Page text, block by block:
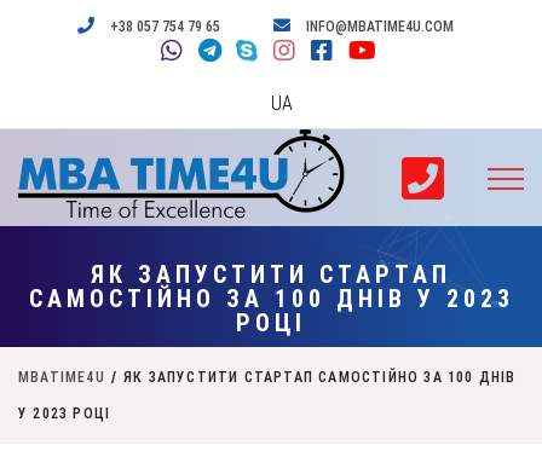
+38 057 754 79 65 INFO@MBATIME4U.COM
UA
ЯК ЗАПУСТИТИ СТАРТАП
САМОСТІЙНО ЗА 100 ДНІВ У 2023
РОЦІ
MBATIME4U / ЯК ЗАПУСТИТИ СТАРТАП САМОСТІЙНО ЗА 100 ДНІВ
У 2023 РОЦІ